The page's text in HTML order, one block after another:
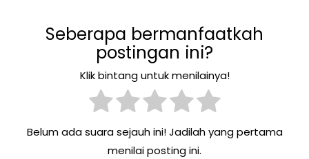
Seberapa bermanfaatkah
postingan ini?
Klik bintang untuk menilainya!
Belum ada suara sejauh ini! Jadilah yang pertama
menilai posting ini.